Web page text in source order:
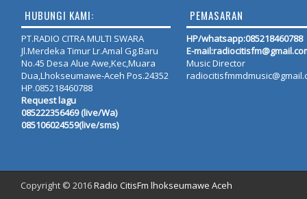
HUBUNGI KAMI:
PT.RADIO CITRA MULTI SWARA
Jl.Merdeka Timur Lr.Amal Gg.Baru
No.45 Desa Alue Awe,Kec,Muara
Dua,Lhokseumawe-Aceh Pos.24352
HP.085218460788
Request lagu
085222356469 (live/Wa)
085106024559(live/sms)
PEMASARAN
HP/whatsapp:085218460788
E-
Music Director
Copyright © 2016Radio CitisFm lhokseumawe Aceh